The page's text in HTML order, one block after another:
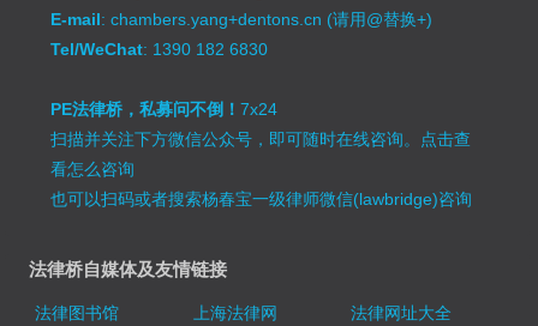
E-mail: chambers.yang+dentons.cn (请用@替换+)
Tel/WeChat: 1390 182 6830
PE法律桥，私募问不倒！7x24
扫描并关注下方微信公众号，即可随时在线咨询。 点击查
看怎么咨询
也可以扫码或者搜索杨春宝一级律师微信(lawbridge)咨询
法律桥自媒体及友情链接
法律图书馆 上海法律网
法律网址大全